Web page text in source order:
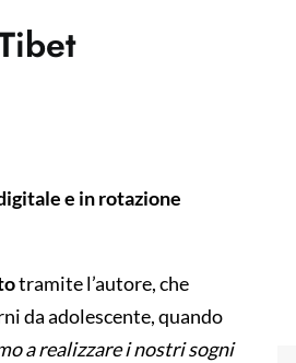
e in rotazione
tramite l’autore, che
da adolescente, quando
a realizzare i nostri sogni